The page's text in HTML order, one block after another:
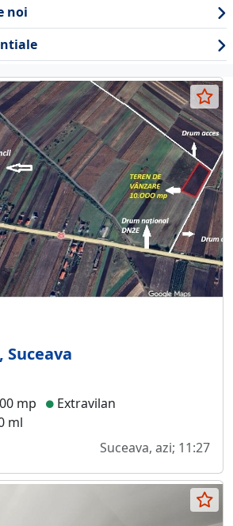
noi
Suceava
mp
Extravilan
ml
Suceava, azi; 11:27